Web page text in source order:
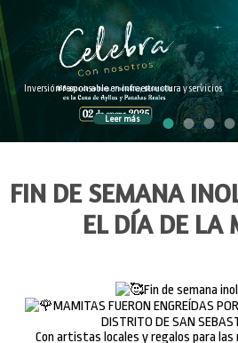
slider
Leer más
EL DÍA DE LA